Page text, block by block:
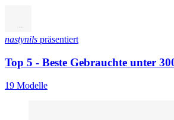
nastynils präsentiert
Top 5 - Beste Gebrauchte unter
19 Modelle